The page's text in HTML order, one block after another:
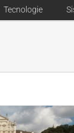
Tecnologie